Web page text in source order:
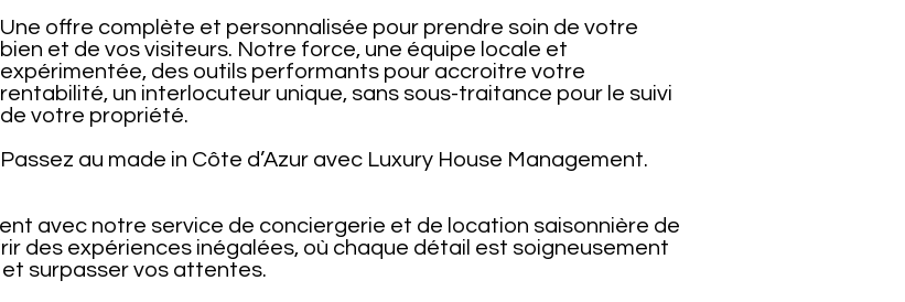
Une offre complète et personnalisée pour prendre soin de votre
bien et de vos visiteurs. Notre force, une équipe locale et
expérimentée, des outils performants pour accroitre votre
rentabilité, un interlocuteur unique, sans sous-traitance pour le suivi
de votre propriété.
Passez au made in Côte d’Azur avec Luxury House Management.
avec notre service de conciergerie et de location saisonnière de
des expériences inégalées, où chaque détail est soigneusement
surpasser vos attentes.